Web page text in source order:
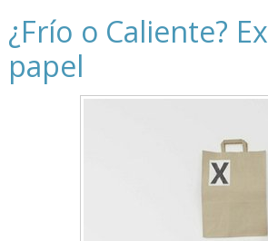
¿Frío o Caliente?
papel